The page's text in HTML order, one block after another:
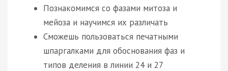
Познакомимся со фазами митоза и
мейоза и научимся их различать
Сможешь пользоваться печатными
шпаргалками для обоснования фаз и
типов деления в линии 24 и 27